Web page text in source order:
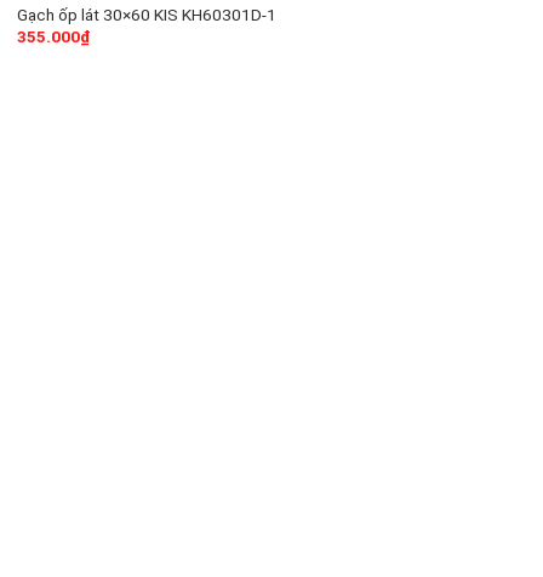
Gạch ốp lát 30×60 KIS KH60301D-1
355.000₫